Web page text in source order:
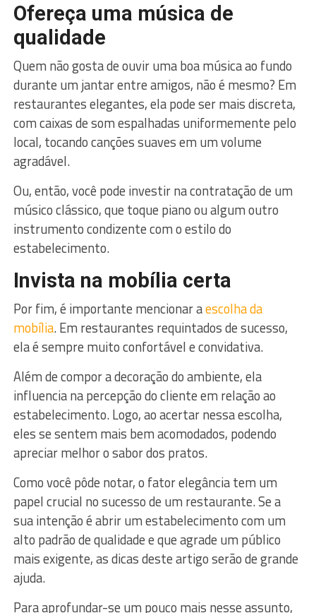
Ofereça uma música de
qualidade
Quem não gosta de ouvir uma boa música ao fundo
durante um jantar entre amigos, não é mesmo? Em
restaurantes elegantes, ela pode ser mais discreta,
com caixas de som espalhadas uniformemente pelo
local, tocando canções suaves em um volume
agradável.
Ou, então, você pode investir na contratação de um
músico clássico, que toque piano ou algum outro
instrumento condizente com o estilo do
estabelecimento.
Invista na mobília certa
Por fim, é importante mencionar aescolha da
mobília. Em restaurantes requintados de sucesso,
ela é sempre muito confortável e convidativa.
Além de compor a decoração do ambiente, ela
influencia na percepção do cliente em relação ao
estabelecimento. Logo, ao acertar nessa escolha,
eles se sentem mais bem acomodados, podendo
apreciar melhor o sabor dos pratos.
Como você pôde notar, o fator elegância tem um
papel crucial no sucesso de um restaurante. Se a
sua intenção é abrir um estabelecimento com um
alto padrão de qualidade e que agrade um público
mais exigente, as dicas deste artigo serão de grande
ajuda.
Para aprofundar-se um pouco mais nesse assunto,